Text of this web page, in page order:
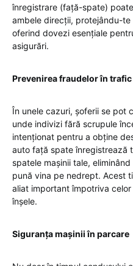
înregistrare (față-spate)
ambele direcții, protejându-
oferind dovezi esențiale
asigurări.
Prevenirea fraudelor în trafic
În unele cazuri, șoferii se pot
unde indivizi fără scrupule
intenționat pentru a obține
auto față spate înregistrează
spatele mașinii tale,
pună vina pe nedrept. Acest
aliat important împotriva
înșele.
Siguranța mașinii în parcare